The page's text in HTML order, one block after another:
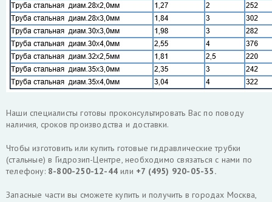
Наши специалисты готовы проконсультировать Вас по поводу
наличия, сроков производства и доставки.
Чтобы изготовить или купить готовые гидравлические трубки
(стальные) в Гидрозип-Центре, необходимо связаться с нами по
телефону:8-800-250-12-44 или +7 (495) 920-05-35.
Запасные части вы сможете купить и получить в городах Москва,